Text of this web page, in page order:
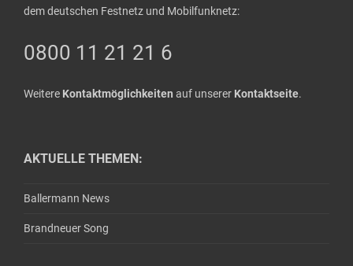
dem deutschen Festnetz und Mobilfunknetz:
0800 11 21 21 6
Weitere Kontaktmöglichkeiten auf unserer Kontaktseite.
AKTUELLE THEMEN:
Ballermann News
Brandneuer Song